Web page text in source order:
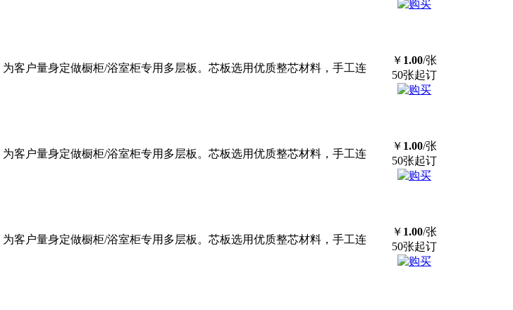
客户量身定做橱柜/浴室柜专用多层板。芯板选用优质整芯材料，手工连
￥ 1.00/张
50张起订
客户量身定做橱柜/浴室柜专用多层板。芯板选用优质整芯材料，手工连
￥ 1.00/张
50张起订
客户量身定做橱柜/浴室柜专用多层板。芯板选用优质整芯材料，手工连
￥ 1.00/张
50张起订